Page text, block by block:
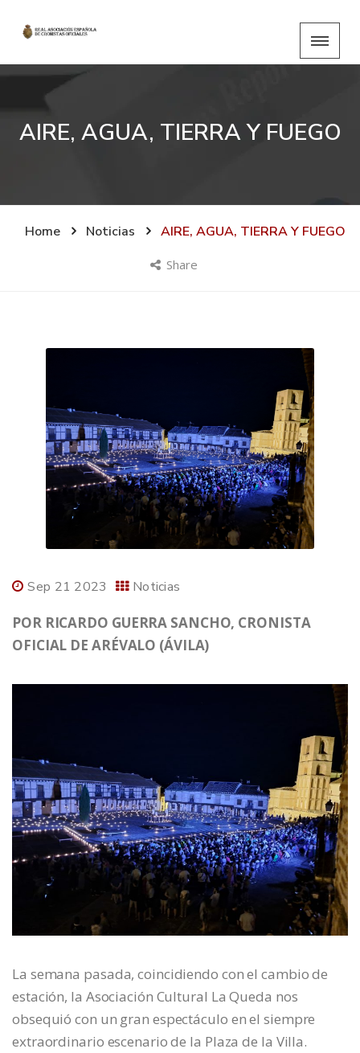
AIRE, AGUA, TIERRA Y FUEGO
Home Noticias AIRE, AGUA, TIERRA Y FUEGO
Share
Sep 21 2023 Noticias
POR RICARDO GUERRA SANCHO, CRONISTA
OFICIAL DE ARÉVALO (ÁVILA)
La semana pasada, coincidiendo con el cambio de
estación, la Asociación Cultural La Queda nos
obsequió con un gran espectáculo en el siempre
extraordinario escenario de la Plaza de la Villa.